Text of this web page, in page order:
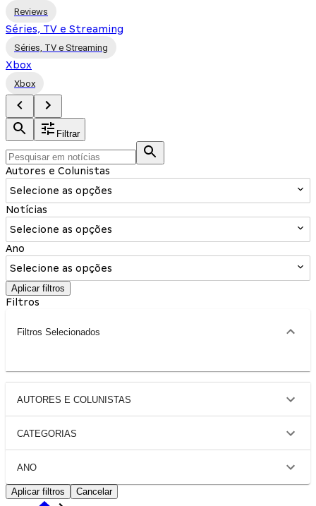
Reviews
Séries, TV e Streaming
Séries, TV e Streaming
Xbox
Xbox
Filtrar
Autores e Colunistas
Selecione as opções
Notícias
Selecione as opções
Ano
Selecione as opções
Aplicar filtros
Filtros
Filtros Selecionados
AUTORES E COLUNISTAS
CATEGORIAS
ANO
Aplicar filtros Cancelar